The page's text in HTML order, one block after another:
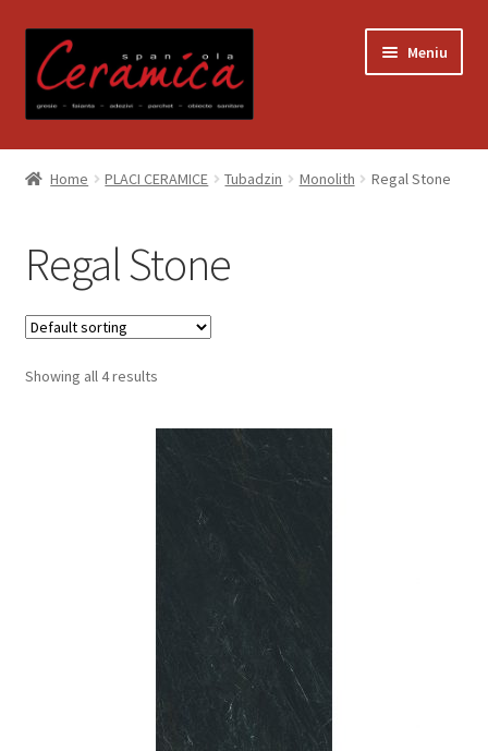
la
navigare
la
conținut
Meniu
Prima pagină
Contact
Contul meu
Coș
Politică de confidențialitate
Home PLACI CERAMICE Tubadzin Monolith Regal Stone
Regal Stone
Showing all 4 results